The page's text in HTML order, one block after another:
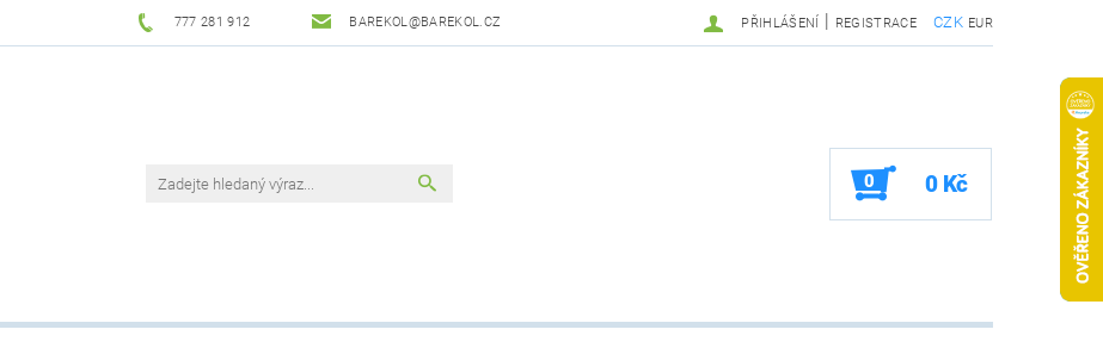
777 281 912 BAREKOL@BAREKOL.CZ CZK EUR
PŘIHLÁŠENÍ | REGISTRACE
0 0 Kč